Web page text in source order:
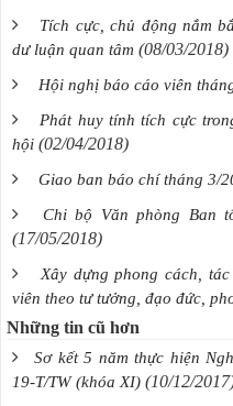
Tích cực, chủ động nắm
dư luận quan tâm (08/03/2018)
Hội nghị báo cáo viên
Phát huy tính tích cực
hội (02/04/2018)
Giao ban báo chí tháng 3/
Chi bộ Văn phòng Ban
(17/05/2018)
Xây dựng phong cách,
viên theo tư tưởng, đạo đức,
Những tin cũ hơn
Sơ kết 5 năm thực hiện
19-T/TW (khóa XI) (10/12/